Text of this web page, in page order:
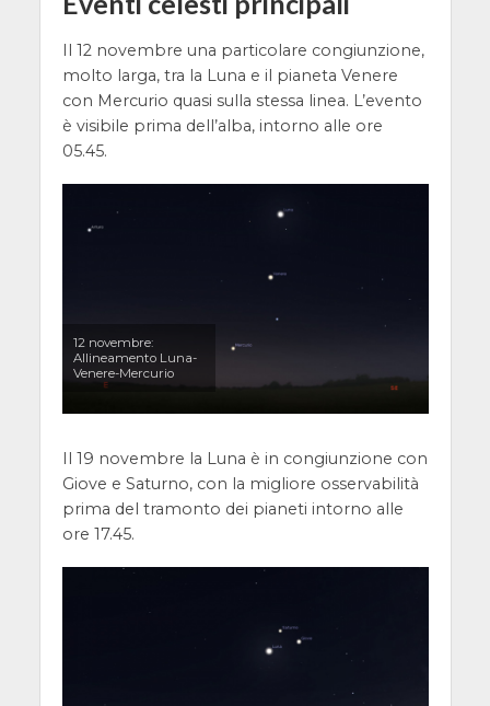
Il 12 novembre una particolare congiunzione,
molto larga, tra la Luna e il pianeta Venere
con Mercurio quasi sulla stessa linea. L’evento
è visibile prima dell’alba, intorno alle ore
05.45.
12 novembre:
Allineamento Luna-
Venere-Mercurio
Il 19 novembre la Luna è in congiunzione con
Giove e Saturno, con la migliore osservabilità
prima del tramonto dei pianeti intorno alle
ore 17.45.